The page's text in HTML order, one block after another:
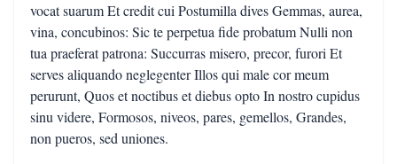
vocat suarum Et credit cui Postumilla dives Gemmas, aurea,
vina, concubinos: Sic te perpetua fide probatum Nulli non
tua praeferat patrona: Succurras misero, precor, furori Et
serves aliquando neglegenter Illos qui male cor meum
perurunt, Quos et noctibus et diebus opto In nostro cupidus
sinu videre, Formosos, niveos, pares, gemellos, Grandes,
non pueros, sed uniones.